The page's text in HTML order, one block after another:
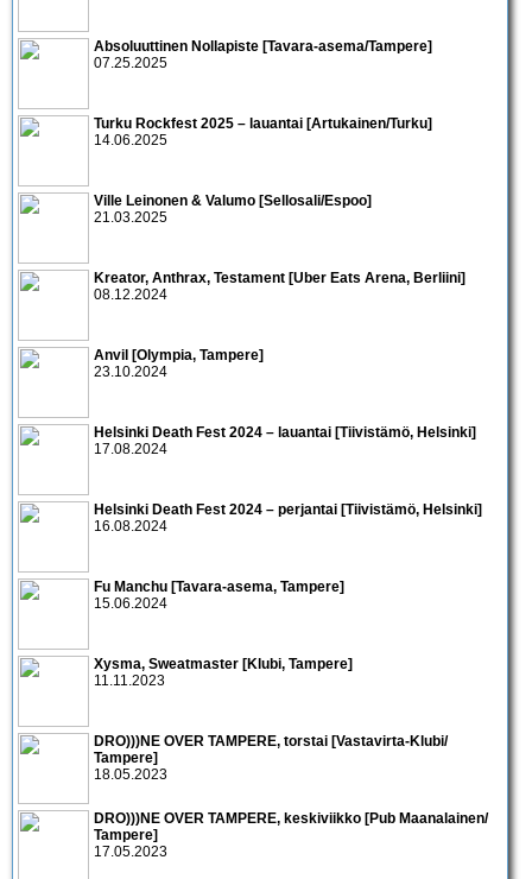
Absoluuttinen Nollapiste [Tavara-asema/Tampere]
07.25.2025
Turku Rockfest 2025 – lauantai [Artukainen/Turku]
14.06.2025
Ville Leinonen & Valumo [Sellosali/Espoo]
21.03.2025
Kreator, Anthrax, Testament [Uber Eats Arena, Berliini]
08.12.2024
Anvil [Olympia, Tampere]
23.10.2024
Helsinki Death Fest 2024 – lauantai [Tiivistämö, Helsinki]
17.08.2024
Helsinki Death Fest 2024 – perjantai [Tiivistämö, Helsinki]
16.08.2024
Fu Manchu [Tavara-asema, Tampere]
15.06.2024
Xysma, Sweatmaster [Klubi, Tampere]
11.11.2023
DRO)))NE OVER TAMPERE, torstai [Vastavirta-Klubi/
Tampere]
18.05.2023
DRO)))NE OVER TAMPERE, keskiviikko [Pub Maanalainen/
Tampere]
17.05.2023